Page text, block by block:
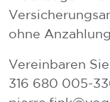
ohne Anzahlung
Vereinbaren
316 680 005-